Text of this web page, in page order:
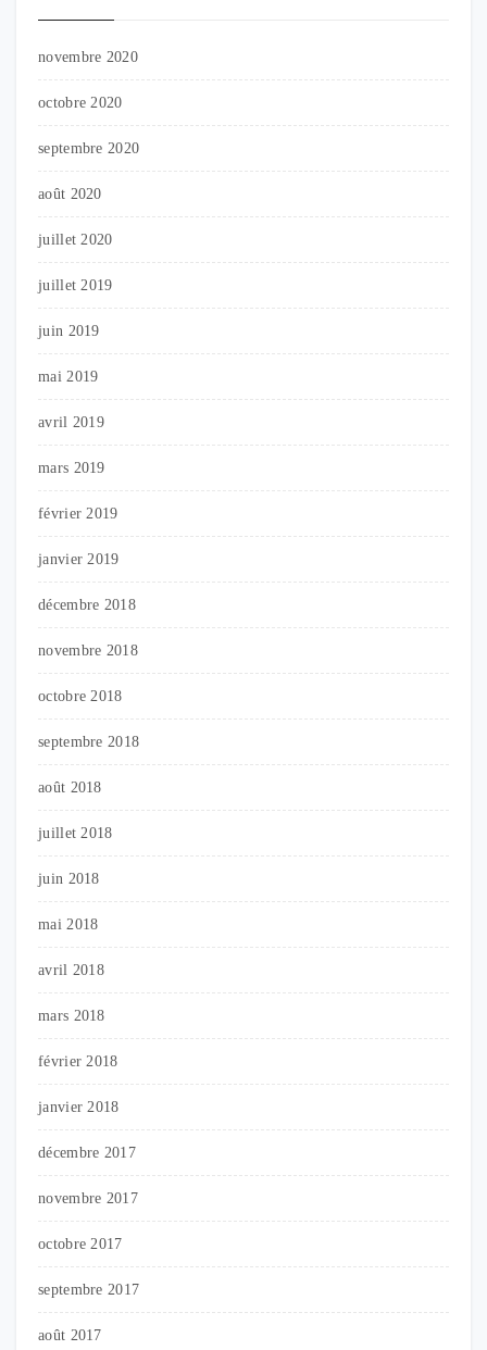
novembre 2020
octobre 2020
septembre 2020
août 2020
juillet 2020
juillet 2019
juin 2019
mai 2019
avril 2019
mars 2019
février 2019
janvier 2019
décembre 2018
novembre 2018
octobre 2018
septembre 2018
août 2018
juillet 2018
juin 2018
mai 2018
avril 2018
mars 2018
février 2018
janvier 2018
décembre 2017
novembre 2017
octobre 2017
septembre 2017
août 2017